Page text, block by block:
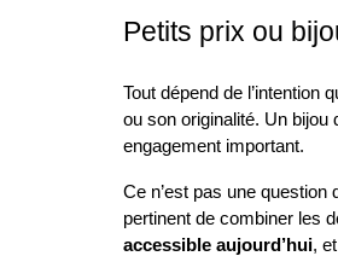
Petits prix ou
Tout dépend de l’intention
ou son originalité. Un bijou
engagement important.
Ce n’est pas une
pertinent de combiner les
accessible aujourd’hui,